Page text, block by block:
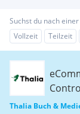
Suchst du nach
Vollzeit
Teilzeit
Thalia Buch &